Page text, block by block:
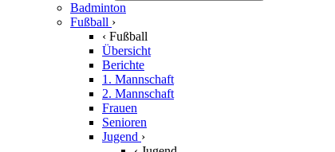
Badminton
Fußball ›
‹ Fußball
Übersicht
Berichte
1. Mannschaft
2. Mannschaft
Frauen
Senioren
Jugend ›